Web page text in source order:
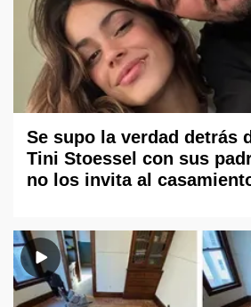
Se supo la verdad detrás
Tini Stoessel con sus
no los invita al